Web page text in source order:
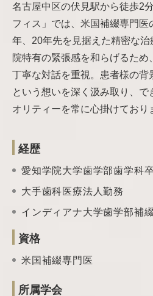
名古屋中区の伏見駅から徒歩2
フィス」では、米国補綴専門
年、20年先を見据えた精密な
院特有の緊張感を和らげるため
丁寧な対話を重視。患者様の背
という想いを深く汲み取り、で
オリティーを常に心掛けており
経歴
愛知学院大学歯学部歯学科
大手歯科医療法人勤務
インディアナ大学歯学部補
資格
米国補綴専門医
所属学会